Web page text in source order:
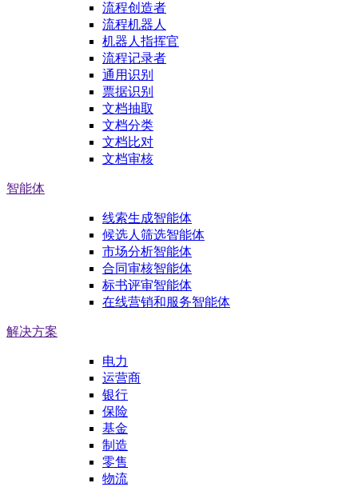
流程创造者
流程机器人
机器人指挥官
流程记录者
通用识别
票据识别
文档抽取
文档分类
文档比对
文档审核
智能体
线索生成智能体
候选人筛选智能体
市场分析智能体
合同审核智能体
标书评审智能体
在线营销和服务智能体
解决方案
电力
运营商
银行
保险
基金
制造
零售
物流